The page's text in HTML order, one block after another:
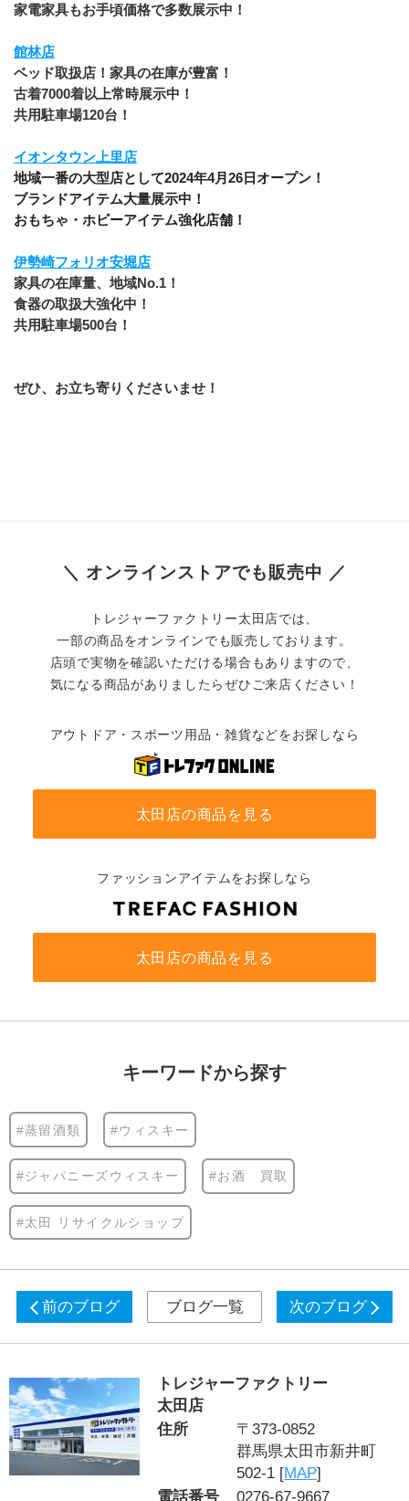
家電家具もお手頃価格で多数展示中！
館林店
ベッド取扱店！家具の在庫が豊富！
古着7000着以上常時展示中！
共用駐車場120台！
イオンタウン上里店
地域一番の大型店として2024年4月26日オープン！
ブランドアイテム大量展示中！
おもちゃ・ホビーアイテム強化店舗！
伊勢崎フォリオ安堀店
家具の在庫量、地域No.1！
食器の取扱大強化中！
共用駐車場500台！
ぜひ、お立ち寄りくださいませ！
＼ オンラインストアでも販売中 ／
トレジャーファクトリー太田店では、
一部の商品をオンラインでも販売しております。
店頭で実物を確認いただける場合もありますので、
気になる商品がありましたらぜひご来店ください！
アウトドア・スポーツ用品・雑貨などをお探しなら
太田店の商品を見る
ファッションアイテムをお探しなら
太田店の商品を見る
キーワードから探す
#蒸留酒類 #ウィスキー
#ジャパニーズウィスキー #お酒 買取
#太田 リサイクルショップ
前のブログ ブログ一覧 次のブログ
トレジャーファクトリー
太田店
住所
〒373-0852
群馬県太田市新井町
502-1 [MAP]
電話番号
0276-67-9667